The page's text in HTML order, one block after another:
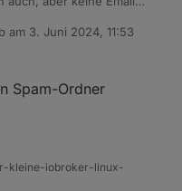
länger warten?
am 3. Juni 2024, 11:53
editiert von
Spam-Ordner
kleine-iobroker-linux-